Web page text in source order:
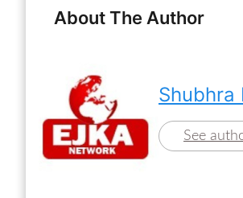
About The Author
Shubhra
See